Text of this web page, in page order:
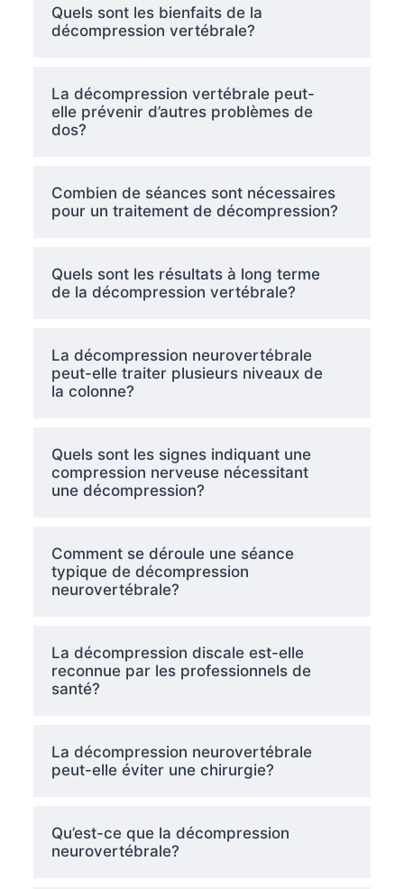
Quels sont les bienfaits de la
décompression vertébrale?
La décompression vertébrale peut-
elle prévenir d’autres problèmes de
dos?
Combien de séances sont nécessaires
pour un traitement de décompression?
Quels sont les résultats à long terme
de la décompression vertébrale?
La décompression neurovertébrale
peut-elle traiter plusieurs niveaux de
la colonne?
Quels sont les signes indiquant une
compression nerveuse nécessitant
une décompression?
Comment se déroule une séance
typique de décompression
neurovertébrale?
La décompression discale est-elle
reconnue par les professionnels de
santé?
La décompression neurovertébrale
peut-elle éviter une chirurgie?
Qu’est-ce que la décompression
neurovertébrale?